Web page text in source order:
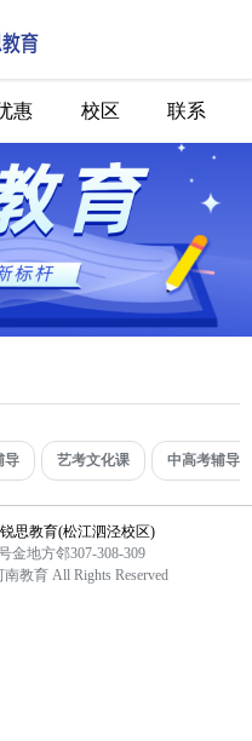
惠 校区 联系
导 艺考文化课 中高考辅导
思教育(松江泗泾校区)
金地方邻307-308-309
教育 All Rights Reserved